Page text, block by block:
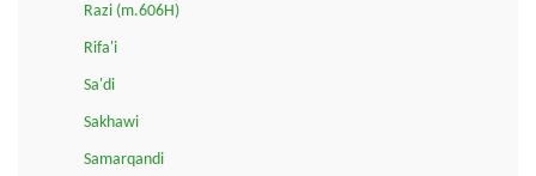
Razi (m.606H)
Rifa'i
Sa'di
Sakhawi
Samarqandi